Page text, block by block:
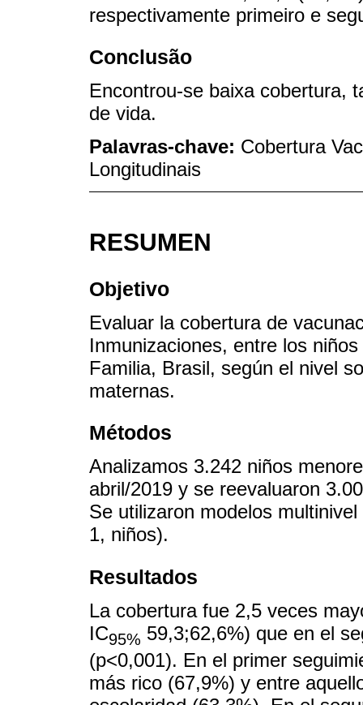
respectivamente primeiro e
Conclusão
Encontrou-se baixa cobertura,
de vida.
Palavras-chave: Cobertura
Longitudinais
RESUMEN
Objetivo
Evaluar la cobertura de
Inmunizaciones, entre los
Familia, Brasil, según el nivel
maternas.
Métodos
Analizamos 3.242 niños
abril/2019 y se reevaluaron
Se utilizaron modelos
1, niños).
Resultados
La cobertura fue 2,5 veces
IC95% 59,3;62,6%) que en el
(p<0,001). En el primer
más rico (67,9%) y entre